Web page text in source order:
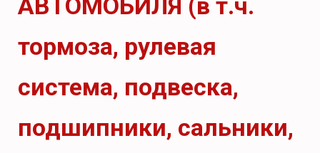
АВТОМОБИЛЯ (в т.ч.
тормоза, рулевая
система, подвеска,
подшипники, сальники,